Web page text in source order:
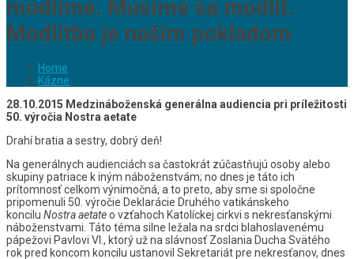
modlíme. Musíme sa modliť.
Modlitba je naším pokladom
Home
Kázne
28.10.2015 Medzináboženská generálna audiencia pri príležitosti
50. výročia Nostra aetate
Drahí bratia a sestry, dobrý deň!
Na generálnych audienciách sa častokrát zúčastňujú osoby alebo
skupiny patriace k iným náboženstvám; no dnes je táto ich
prítomnosť celkom výnimočná, a to preto, aby sme si spoločne
pripomenuli 50. výročie Deklarácie Druhého vatikánskeho
koncilu Nostra aetateo vzťahoch Katolíckej cirkvi s nekresťanskými
náboženstvami. Táto téma silne ležala na srdci blahoslavenému
pápežovi Pavlovi VI., ktorý už na slávnosť Zoslania Ducha Svätého
rok pred koncom koncilu ustanovil Sekretariát pre nekresťanov, dnes